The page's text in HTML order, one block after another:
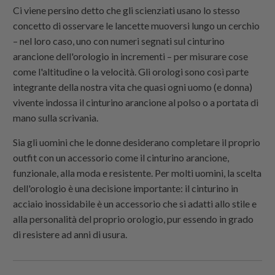
Ci viene persino detto che gli scienziati usano lo stesso
concetto di osservare le lancette muoversi lungo un cerchio
– nel loro caso, uno con numeri segnati sul cinturino
arancione dell'orologio in incrementi – per misurare cose
come l'altitudine o la velocità. Gli orologi sono così parte
integrante della nostra vita che quasi ogni uomo (e donna)
vivente indossa il cinturino arancione al polso o a portata di
mano sulla scrivania.
Sia gli uomini che le donne desiderano completare il proprio
outfit con un accessorio come il cinturino arancione,
funzionale, alla moda e resistente. Per molti uomini, la scelta
dell'orologio è una decisione importante: il cinturino in
acciaio inossidabile è un accessorio che si adatti allo stile e
alla personalità del proprio orologio, pur essendo in grado
di resistere ad anni di usura.